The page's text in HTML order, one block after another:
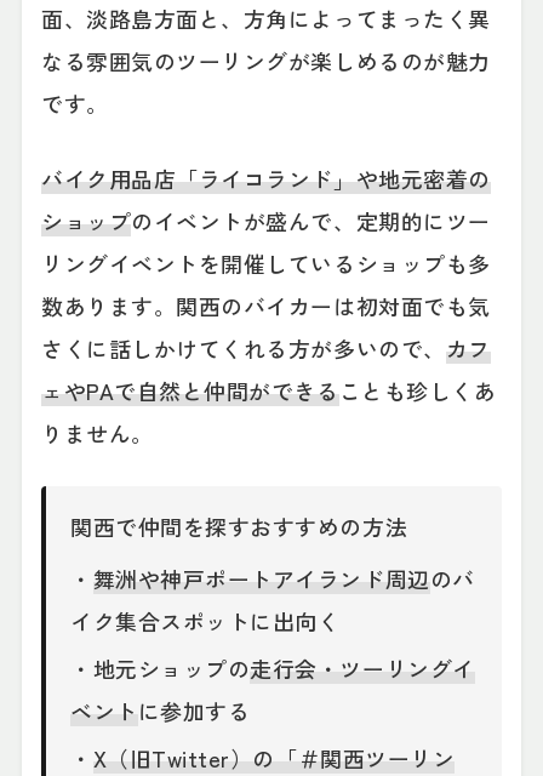
面、淡路島方面と、方角によってまったく異
なる雰囲気のツーリングが楽しめるのが魅力
です。
バイク用品店「ライコランド」や地元密着の
ショップのイベントが盛んで、定期的にツー
リングイベントを開催しているショップも多
数あります。関西のバイカーは初対面でも気
さくに話しかけてくれる方が多いので、 カフ
ェやPAで自然と仲間ができることも珍しくあ
りません。
関西で仲間を探すおすすめの方法
・ 舞洲や神戸ポートアイランド周辺のバ
イク集合スポットに出向く
・地元ショップの走行会・ツーリングイ
ベント に参加する
・ X（旧Twitter）の「＃関西ツーリン